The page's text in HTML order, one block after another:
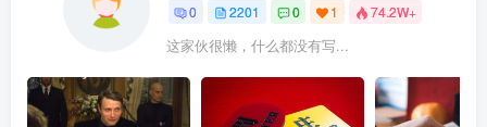
0 2201 0 1 74.2W+
这家伙很懒，什么都没有写...